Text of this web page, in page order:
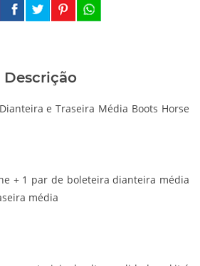
Descrição
e Traseira Média Boots Horse
+ 1 par de boleteira dianteira média
média